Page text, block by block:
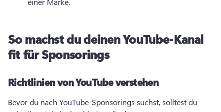
So machst du deinen YouTube-Kanal
fit für Sponsorings
Richtlinien von YouTube verstehen
Bevor du nach YouTube-Sponsorings suchst, solltest du